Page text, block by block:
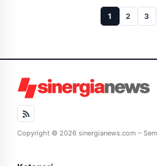
1 2 3
Copyright © 2026 sinergianews.com –